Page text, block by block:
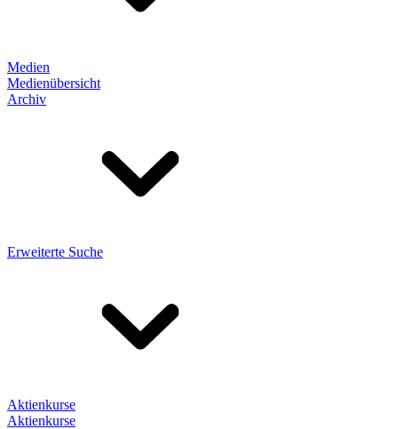
Medien
Medienübersicht
Archiv
Erweiterte Suche
Aktienkurse
Aktienkurse